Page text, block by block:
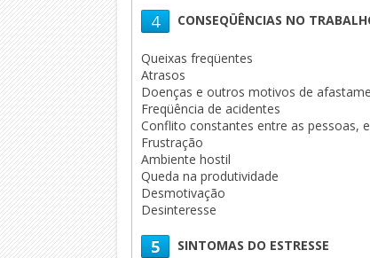
4 CONSEQÜÊNCIAS NO
Queixas freqüentes
Atrasos
Doenças e outros motivos de
Freqüência de acidentes
Conflito constantes entre as pessoas,
Frustração
Ambiente hostil
Queda na produtividade
Desmotivação
Desinteresse
5 SINTOMAS DO ESTRESSE